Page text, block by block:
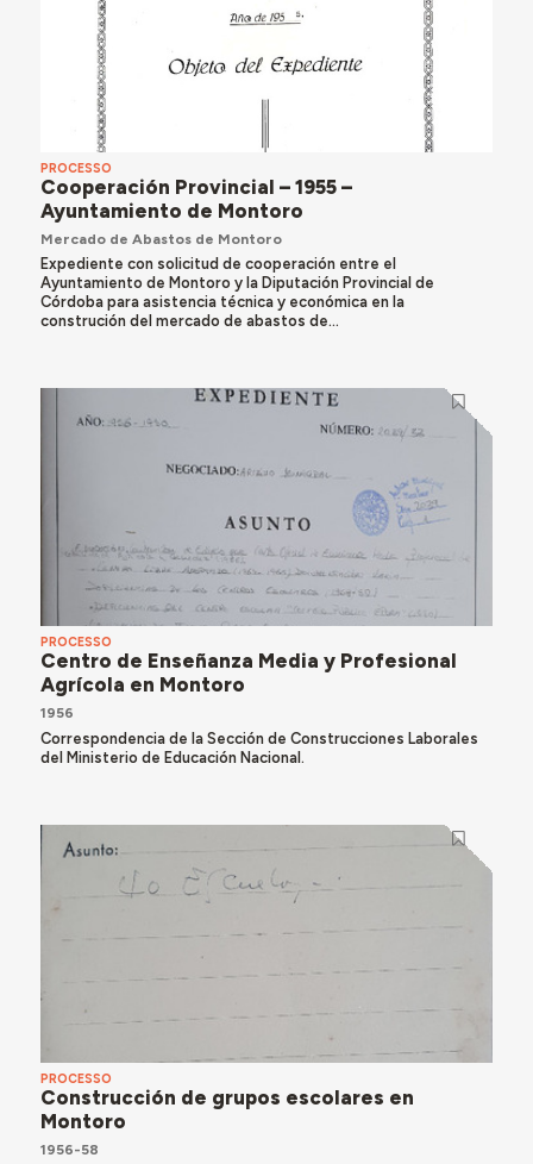
PROCESSO
Cooperación Provincial – 1955 –
Ayuntamiento de Montoro
Mercado de Abastos de Montoro
Expediente con solicitud de cooperación entre el
Ayuntamiento de Montoro y la Diputación Provincial de
Córdoba para asistencia técnica y económica en la
construción del mercado de abastos de...
PROCESSO
Centro de Enseñanza Media y Profesional
Agrícola en Montoro
1956
Correspondencia de la Sección de Construcciones Laborales
del Ministerio de Educación Nacional.
PROCESSO
Construcción de grupos escolares en
Montoro
1956-58